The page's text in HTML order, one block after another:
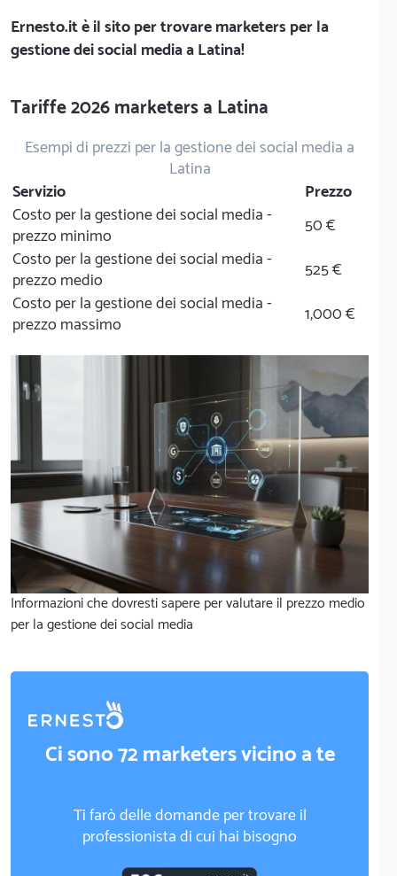
Ernesto.itè il sito per trovare marketers per la
gestione dei social media a Latina!
Tariffe 2026 marketers a Latina
Esempi di prezzi per la gestione dei social media a
Latina
Servizio
Prezzo
Costo per la gestione dei social media -
prezzo minimo
50 €
Costo per la gestione dei social media -
prezzo medio
525 €
Costo per la gestione dei social media -
prezzo massimo
1,000 €
Informazioni che dovresti sapere per valutare il prezzo medio
per la gestione dei social media
Ci sono 72 marketers vicino a te
Ti farò delle domande per trovare il
professionista di cui hai bisogno